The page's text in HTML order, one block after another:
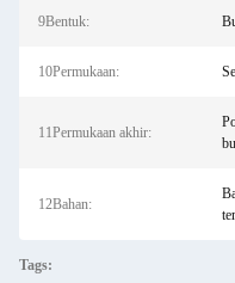
9Bentuk:
10Permukaan:
11Permukaan akhir:
12Bahan:
Tags: